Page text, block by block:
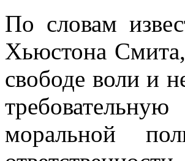
По словам
Хьюстона
свободе воли и
моральной